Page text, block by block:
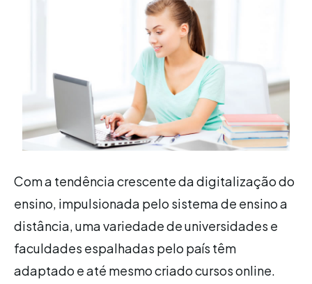
Com a tendência crescente da digitalização do
ensino, impulsionada pelo sistema de ensino a
distância, uma variedade de universidades e
faculdades espalhadas pelo país têm
adaptado e até mesmo criado cursos online.